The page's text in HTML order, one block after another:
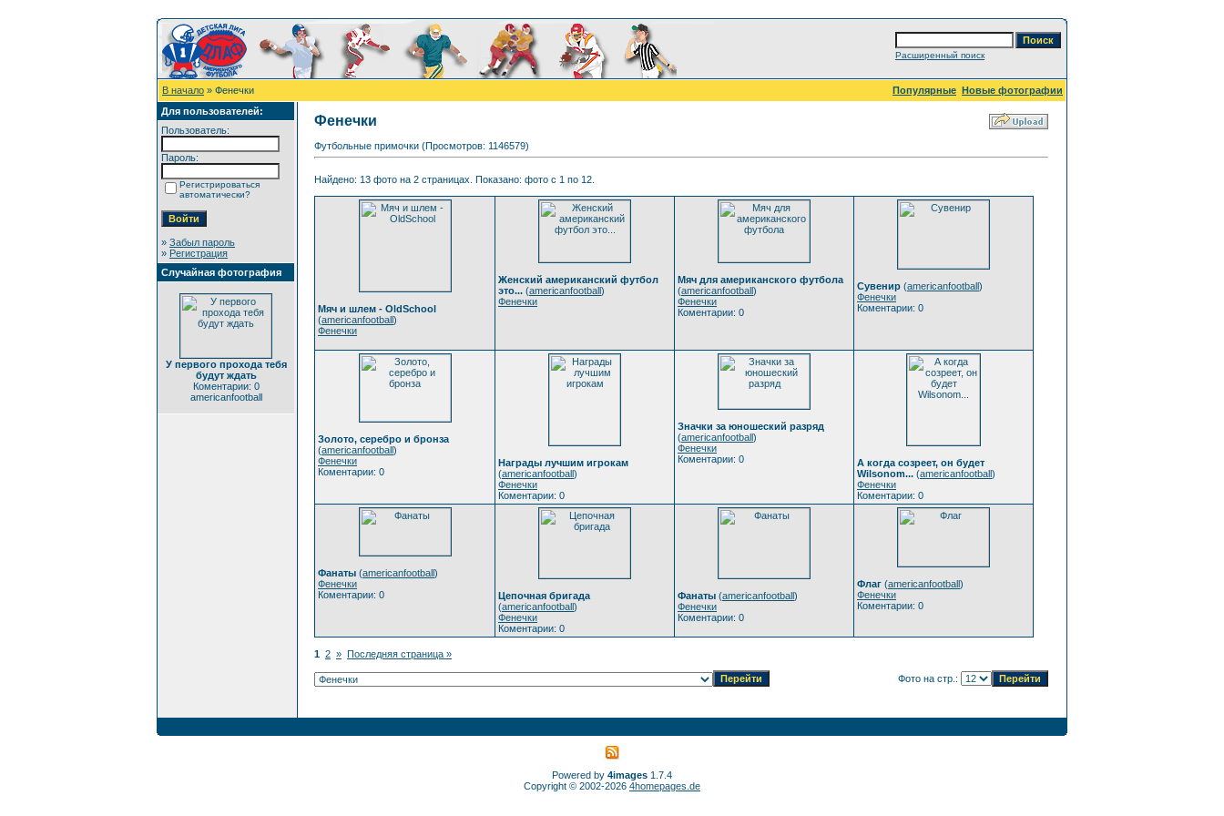
Расширенный поиск
В начало » Фенечки Популярные Новые фотографии
Для пользователей:
Пользователь:
Пароль:
Регистрироваться
автоматически?
» Забыл пароль
» Регистрация
Случайная фотография
У первого прохода тебя
будут ждать
Коментарии: 0
americanfootball
Фенечки
Футбольные примочки (Просмотров: 1146579)
Найдено: 13 фото на 2 страницах. Показано: фото с 1 по 12.
Мяч и шлем - OldSchool
(americanfootball)
Фенечки
Женский американский футбол
это... (americanfootball)
Фенечки
Мяч для американского футбола
(americanfootball)
Фенечки
Коментарии: 0
Сувенир (americanfootball)
Фенечки
Коментарии: 0
Золото, серебро и бронза
(americanfootball)
Фенечки
Коментарии: 0
Награды лучшим игрокам
(americanfootball)
Фенечки
Коментарии: 0
Значки за юношеский разряд
(americanfootball)
Фенечки
Коментарии: 0
А когда созреет, он будет
Wilsonom... (americanfootball)
Фенечки
Коментарии: 0
Фанаты (americanfootball)
Фенечки
Коментарии: 0
Цепочная бригада
(americanfootball)
Фенечки
Коментарии: 0
Фанаты (americanfootball)
Фенечки
Коментарии: 0
Флаг (americanfootball)
Фенечки
Коментарии: 0
1 2 » Последняя страница »
Фото на стр.:
Powered by 4images 1.7.4
Copyright © 2002-2026 4homepages.de